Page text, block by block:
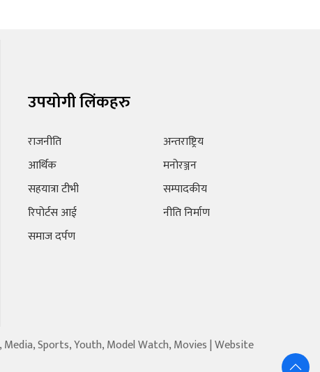
उपयोगी लिंकहरु
राजनीति
आर्थिक
सहयात्रा टीभी
रिपोर्टस आई
समाज दर्पण
अन्तराष्ट्रिय
मनोरञ्जन
सम्पादकीय
नीति निर्माण
Sports, Youth, Model Watch, Movies | Website